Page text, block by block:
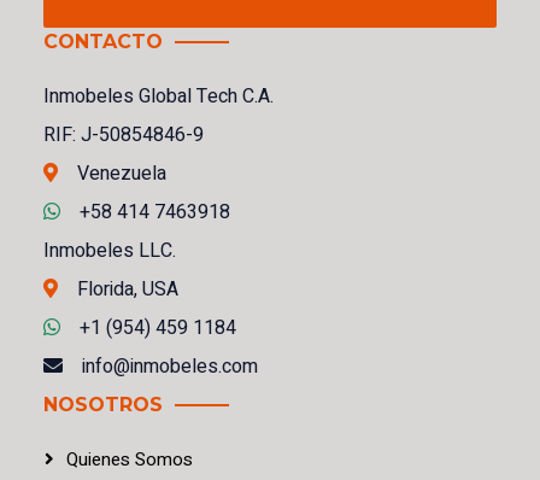
CONTACTO
Inmobeles Global Tech C.A.
RIF: J-50854846-9
Venezuela
+58 414 7463918
Inmobeles LLC.
Florida, USA
+1 (954) 459 1184
info@inmobeles.com
NOSOTROS
Quienes Somos